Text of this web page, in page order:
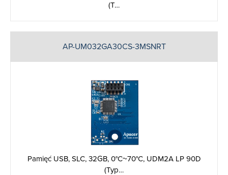
(T…
AP-UM032GA30CS-3MSNRT
Pamięć USB, SLC, 32GB, 0°C~70°C, UDM2A LP 90D
(Typ…